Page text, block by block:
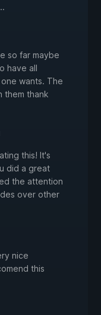
so far maybe
have all
wants. The
them thank
this! It's
did a great
the attention
over other
nice
this